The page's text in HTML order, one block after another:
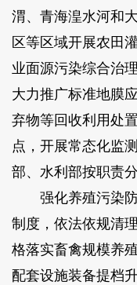
渭、青海湟水河和
区等区域开展农田
业面源污染综合治
大力推广标准地膜
弃物等回收利用处
点，开展常态化监
部、水利部按职责分
强化养殖污染防
制度，依法依规清
格落实畜禽规模养
配套设施装备提档